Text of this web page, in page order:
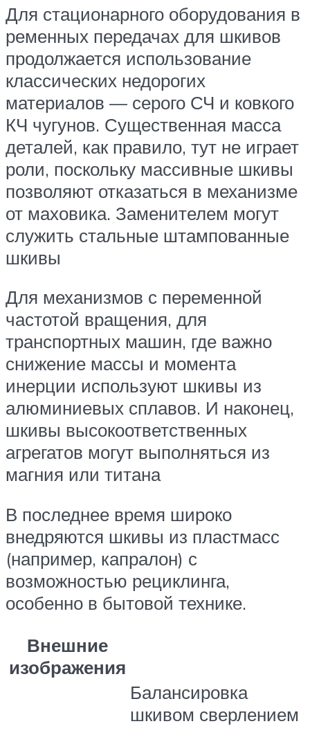
Для стационарного оборудования в
ременных передачах для шкивов
продолжается использование
классических недорогих
материалов — серого СЧ и ковкого
КЧ чугунов. Существенная масса
деталей, как правило, тут не играет
роли, поскольку массивные шкивы
позволяют отказаться в механизме
от маховика. Заменителем могут
служить стальные штампованные
шкивы
Для механизмов с переменной
частотой вращения, для
транспортных машин, где важно
снижение массы и момента
инерции используют шкивы из
алюминиевых сплавов. И наконец,
шкивы высокоответственных
агрегатов могут выполняться из
магния или титана
В последнее время широко
внедряются шкивы из пластмасс
(например, капралон) с
возможностью рециклинга,
особенно в бытовой технике.
Внешние
изображения
Балансировка
шкивом сверлением